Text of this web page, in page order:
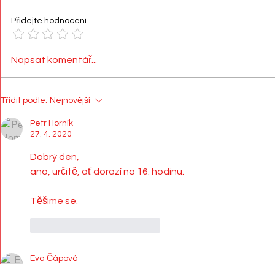
Parádní týmové vystoupení
domácí půdě - druhé a třetí
místo ve 2. kole
Přidejte hodnocení
Napsat komentář...
Třídit podle: Nejnovější
Petr Horník
27. 4. 2020
Dobrý den,
ano, určitě, ať dorazí na 16. hodinu.
Těšíme se.
Eva Čápová